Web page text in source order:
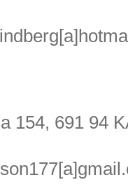
154, 691 94